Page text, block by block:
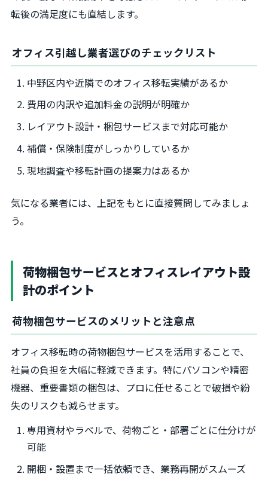
転後の満足度にも直結します。
オフィス引越し業者選びのチェックリスト
中野区内や近隣でのオフィス移転実績があるか
費用の内訳や追加料金の説明が明確か
レイアウト設計・梱包サービスまで対応可能か
補償・保険制度がしっかりしているか
現地調査や移転計画の提案力はあるか
気になる業者には、上記をもとに直接質問してみましょ
う。
荷物梱包サービスとオフィスレイアウト設
計のポイント
荷物梱包サービスのメリットと注意点
オフィス移転時の荷物梱包サービスを活用することで、
社員の負担を大幅に軽減できます。特にパソコンや精密
機器、重要書類の梱包は、プロに任せることで破損や紛
失のリスクも減らせます。
専用資材やラベルで、荷物ごと・部署ごとに仕分けが
可能
開梱・設置まで一括依頼でき、業務再開がスムーズ